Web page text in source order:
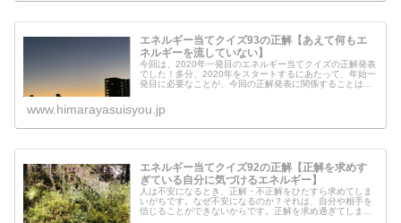
エネルギー当てクイズ93の正解【あえて何もエ
ネルギーを流していない】
今回は、2020年一発目のエネルギー当てクイズの正解発表
でした！多分、2020年をスタートするにあたって、年始一
発目に必要なことが、今回の正解発表に関係することはな
ードは、「2020年」「...
www.himarayasuisyou.jp
エネルギー当てクイズ92の正解【正解を求めす
ぎている自分に気づけるエネルギー】
人は不安になるとき、正解・不正解をひたすら求めてしま
いがちです。なぜ不安になるのか？それは、自分や相手を
信じることができないからです。正解を求め過ぎてしまう